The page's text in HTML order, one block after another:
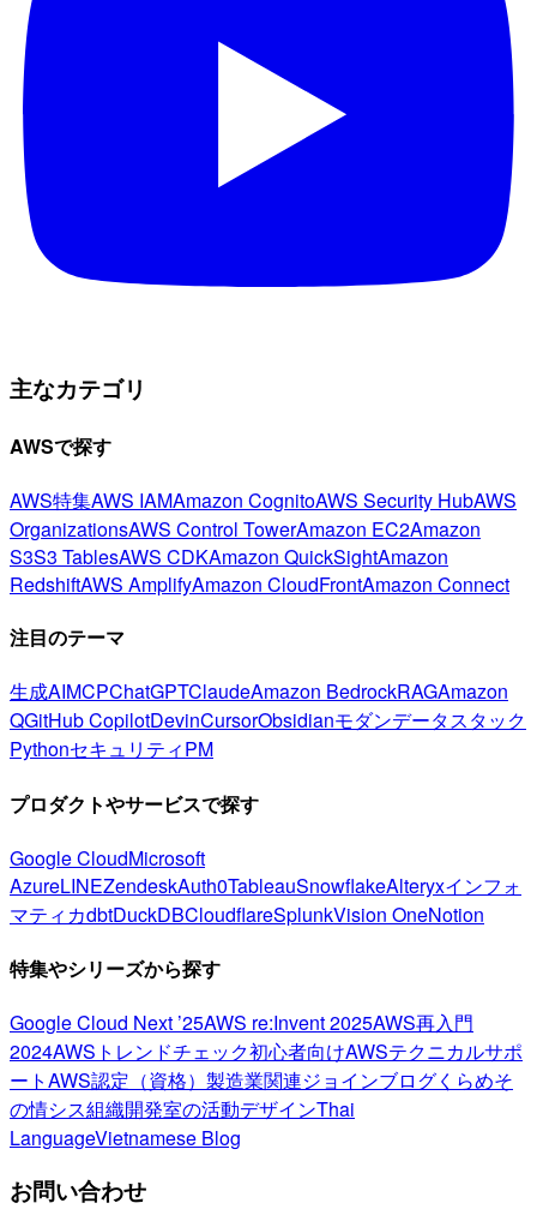
主なカテゴリ
AWSで探す
AWS特集AWS IAMAmazon CognitoAWS Security HubAWS
OrganizationsAWS Control TowerAmazon EC2Amazon
S3S3 TablesAWS CDKAmazon QuickSightAmazon
RedshiftAWS AmplifyAmazon CloudFrontAmazon Connect
注目のテーマ
生成AIMCPChatGPTClaudeAmazon BedrockRAGAmazon
QGitHub CopilotDevinCursorObsidianモダンデータスタック
PythonセキュリティPM
プロダクトやサービスで探す
Google CloudMicrosoft
AzureLINEZendeskAuth0TableauSnowflakeAlteryxインフォ
マティカdbtDuckDBCloudflareSplunkVision OneNotion
特集やシリーズから探す
Google Cloud Next ’25AWS re:Invent 2025AWS再入門
2024AWSトレンドチェック初心者向けAWSテクニカルサポ
ートAWS認定（資格） 製造業関連ジョインブログくらめそ
の情シス組織開発室の活動デザインThai
LanguageVietnamese Blog
お問い合わせ